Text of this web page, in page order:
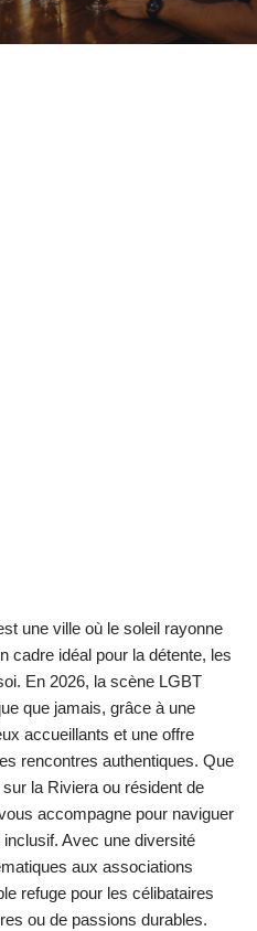
une ville où le soleil rayonne
cadre idéal pour la détente, les
En 2026, la scène LGBT
que jamais, grâce à une
accueillants et une offre
rencontres authentiques. Que
la Riviera ou résident de
accompagne pour naviguer
Avec une diversité
aux associations
refuge pour les célibataires
ou de passions durables.